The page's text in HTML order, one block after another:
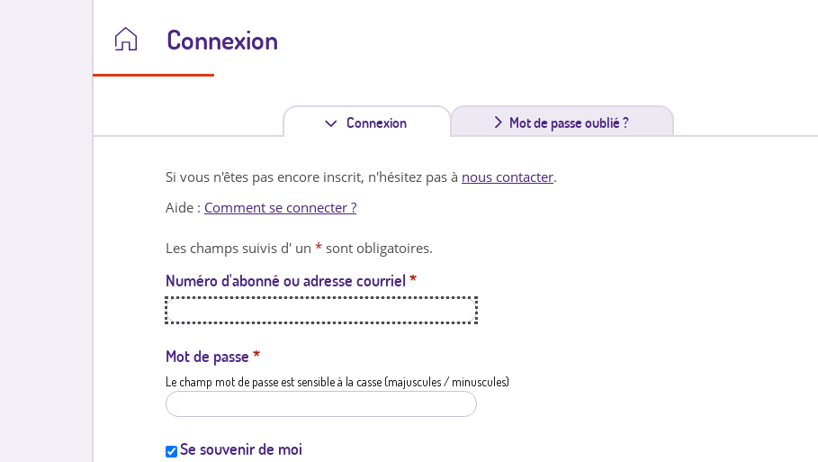
Connexion
Connexion
n
l
e
Mot de passe oublié ?
Si vous n'êtes pas encore inscrit, n'hésitez pas à nous contacter.
Aide : Comment se connecter ?
Les champs suivis d' un * sont obligatoires.
Numéro d'abonné ou adresse courriel *
Mot de passe *
Le champ mot de passe est sensible à la casse (majuscules / minuscules)
Se souvenir de moi